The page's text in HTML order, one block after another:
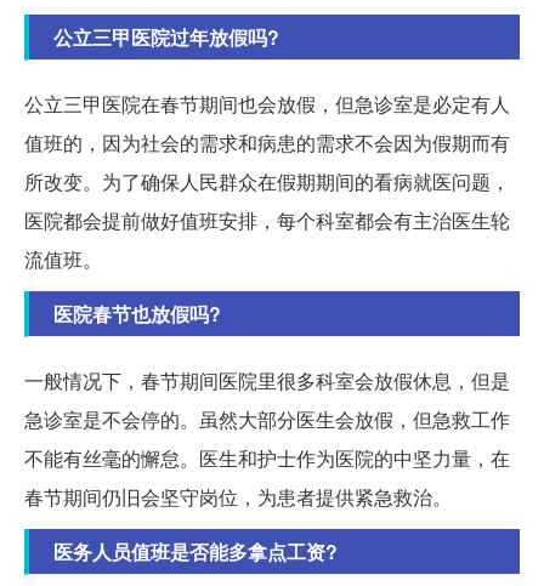
公立三甲医院过年放假吗?
公立三甲医院在春节期间也会放假，但急诊室是必定有人
值班的，因为社会的需求和病患的需求不会因为假期而有
所改变。为了确保人民群众在假期期间的看病就医问题，
医院都会提前做好值班安排，每个科室都会有主治医生轮
流值班。
医院春节也放假吗?
一般情况下，春节期间医院里很多科室会放假休息，但是
急诊室是不会停的。虽然大部分医生会放假，但急救工作
不能有丝毫的懈怠。医生和护士作为医院的中坚力量，在
春节期间仍旧会坚守岗位，为患者提供紧急救治。
医务人员值班是否能多拿点工资?